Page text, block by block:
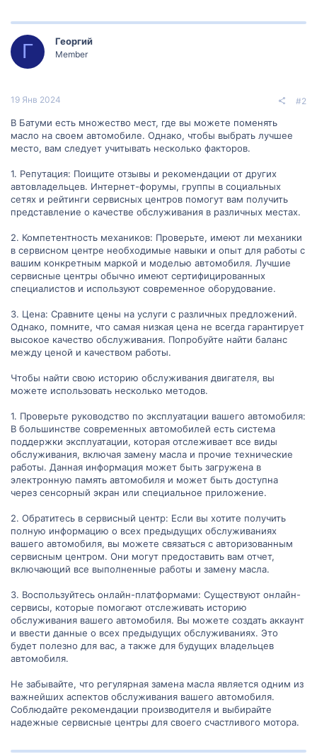
Г Георгий
Member
19 Янв 2024 #2
В Батуми есть множество мест, где вы можете поменять
масло на своем автомобиле. Однако, чтобы выбрать лучшее
место, вам следует учитывать несколько факторов.
1. Репутация: Поищите отзывы и рекомендации от других
автовладельцев. Интернет-форумы, группы в социальных
сетях и рейтинги сервисных центров помогут вам получить
представление о качестве обслуживания в различных местах.
2. Компетентность механиков: Проверьте, имеют ли механики
в сервисном центре необходимые навыки и опыт для работы с
вашим конкретным маркой и моделью автомобиля. Лучшие
сервисные центры обычно имеют сертифицированных
специалистов и используют современное оборудование.
3. Цена: Сравните цены на услуги с различных предложений.
Однако, помните, что самая низкая цена не всегда гарантирует
высокое качество обслуживания. Попробуйте найти баланс
между ценой и качеством работы.
Чтобы найти свою историю обслуживания двигателя, вы
можете использовать несколько методов.
1. Проверьте руководство по эксплуатации вашего автомобиля:
В большинстве современных автомобилей есть система
поддержки эксплуатации, которая отслеживает все виды
обслуживания, включая замену масла и прочие технические
работы. Данная информация может быть загружена в
электронную память автомобиля и может быть доступна
через сенсорный экран или специальное приложение.
2. Обратитесь в сервисный центр: Если вы хотите получить
полную информацию о всех предыдущих обслуживаниях
вашего автомобиля, вы можете связаться с авторизованным
сервисным центром. Они могут предоставить вам отчет,
включающий все выполненные работы и замену масла.
3. Воспользуйтесь онлайн-платформами: Существуют онлайн-
сервисы, которые помогают отслеживать историю
обслуживания вашего автомобиля. Вы можете создать аккаунт
и ввести данные о всех предыдущих обслуживаниях. Это
будет полезно для вас, а также для будущих владельцев
автомобиля.
Не забывайте, что регулярная замена масла является одним из
важнейших аспектов обслуживания вашего автомобиля.
Соблюдайте рекомендации производителя и выбирайте
надежные сервисные центры для своего счастливого мотора.